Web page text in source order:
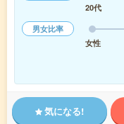
20代
男女比率
女性
気になる!